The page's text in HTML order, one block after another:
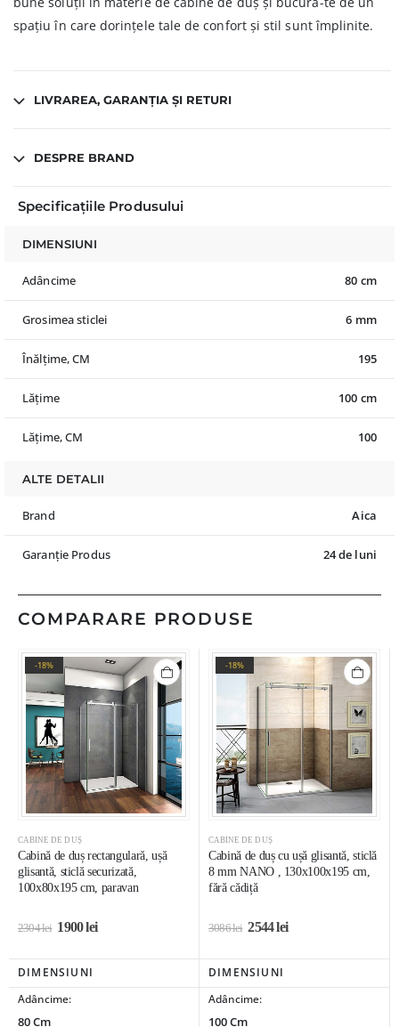
spațiu în care dorințele tale de confort și stil sunt împlinite.
LIVRAREA, GARANȚIA ȘI RETURI
DESPRE BRAND
Specificațiile Produsului
DIMENSIUNI
Adâncime 80 cm
Grosimea sticlei 6 mm
Înălțime, CM 195
Lățime 100 cm
Lățime, CM 100
ALTE DETALII
Brand Aica
Garanție Produs 24 de luni
COMPARARE PRODUSE
-18%
CABINE DE DUȘ
Cabină de duș rectangulară, ușă
glisantă, sticlă securizată,
100x80x195 cm, paravan
2304lei 1900lei
-18%
CABINE DE DUȘ
Cabină de duș cu ușă glisantă, sticlă
8 mm NANO , 130x100x195 cm,
fără cădiță
3086lei 2544lei
DIMENSIUNI
DIMENSIUNI
Adâncime:
80 Cm
Adâncime:
100 Cm